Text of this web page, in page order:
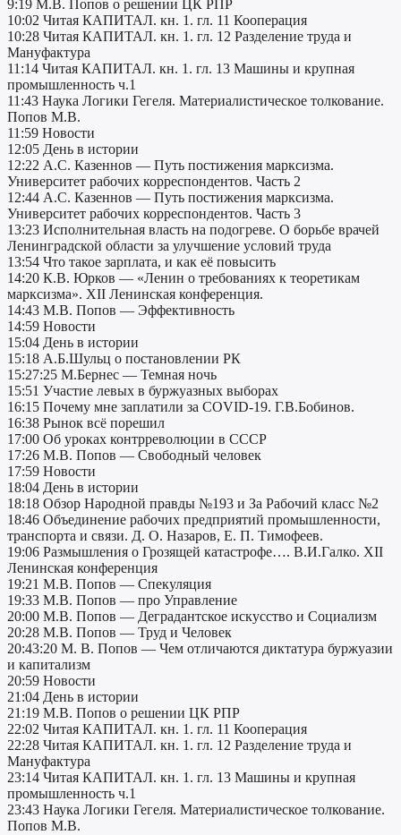
9:19 М.В. Попов о решении ЦК РПР
10:02 Читая КАПИТАЛ. кн. 1. гл. 11 Кооперация
10:28 Читая КАПИТАЛ. кн. 1. гл. 12 Разделение труда и
Мануфактура
11:14 Читая КАПИТАЛ. кн. 1. гл. 13 Машины и крупная
промышленность ч.1
11:43 Наука Логики Гегеля. Материалистическое толкование.
Попов М.В.
11:59 Новости
12:05 День в истории
12:22 А.С. Казеннов — Путь постижения марксизма.
Университет рабочих корреспондентов. Часть 2
12:44 А.С. Казеннов — Путь постижения марксизма.
Университет рабочих корреспондентов. Часть 3
13:23 Исполнительная власть на подогреве. О борьбе врачей
Ленинградской области за улучшение условий труда
13:54 Что такое зарплата, и как её повысить
14:20 К.В. Юрков — «Ленин о требованиях к теоретикам
марксизма». XII Ленинская конференция.
14:43 М.В. Попов — Эффективность
14:59 Новости
15:04 День в истории
15:18 А.Б.Шульц о постановлении РК
15:27:25 М.Бернес — Темная ночь
15:51 Участие левых в буржуазных выборах
16:15 Почему мне заплатили за COVID-19. Г.В.Бобинов.
16:38 Рынок всё порешил
17:00 Об уроках контрреволюции в СССР
17:26 М.В. Попов — Свободный человек
17:59 Новости
18:04 День в истории
18:18 Обзор Народной правды №193 и За Рабочий класс №2
18:46 Объединение рабочих предприятий промышленности,
транспорта и связи. Д. О. Назаров, Е. П. Тимофеев.
19:06 Размышления о Грозящей катастрофе…. В.И.Галко. XII
Ленинская конференция
19:21 М.В. Попов — Спекуляция
19:33 М.В. Попов — про Управление
20:00 М.В. Попов — Деградантское искусство и Социализм
20:28 М.В. Попов — Труд и Человек
20:43:20 М. В. Попов — Чем отличаются диктатура буржуазии
и капитализм
20:59 Новости
21:04 День в истории
21:19 М.В. Попов о решении ЦК РПР
22:02 Читая КАПИТАЛ. кн. 1. гл. 11 Кооперация
22:28 Читая КАПИТАЛ. кн. 1. гл. 12 Разделение труда и
Мануфактура
23:14 Читая КАПИТАЛ. кн. 1. гл. 13 Машины и крупная
промышленность ч.1
23:43 Наука Логики Гегеля. Материалистическое толкование.
Попов М.В.